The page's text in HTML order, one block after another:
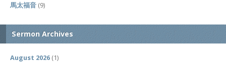
馬太福音 (9)
Sermon Archives
August 2026 (1)